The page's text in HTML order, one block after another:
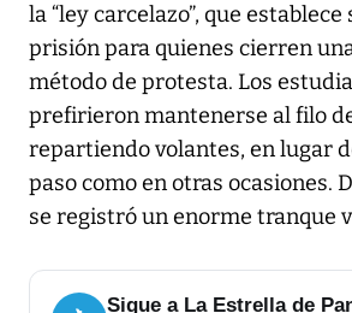
la “ley carcelazo”, que
prisión para quienes cierren
método de protesta. Los
prefirieron mantenerse al filo
repartiendo volantes, en lugar
paso como en otras ocasiones.
se registró un enorme tranque
Sigue a La Estrella de